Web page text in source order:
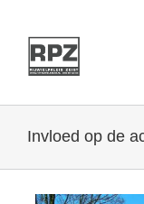
inhoud
Invloed op de